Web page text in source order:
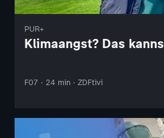
PUR+
Klimaangst? Das
F07 · 24 min · ZDFtivi